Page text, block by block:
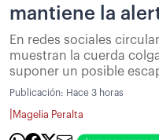
mantiene la
En redes sociales
muestran la cuerda
suponer un posible
Publicación: Hace 3 horas
Magelia Peralta